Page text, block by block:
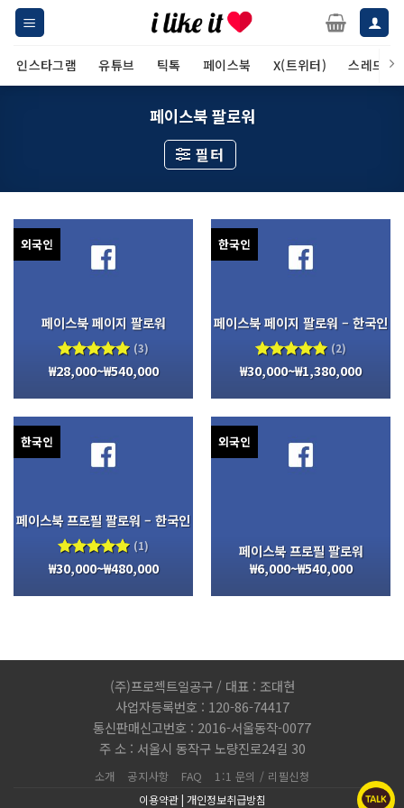
Skip
content
인스타그램 유튜브 틱톡 페이스북 X(트위터) 스레드
페이스북 팔로워
필터
외국인
페이스북 페이지 팔로워
5 중에서
5.00
평가됨
(3)
₩28,000~₩540,000
한국인
페이스북 페이지 팔로워 – 한국인
5 중에서
5.00
평가됨
(2)
₩30,000~₩1,380,000
한국인
페이스북 프로필 팔로워 – 한국인
5 중에서
5.00
평가됨
(1)
₩30,000~₩480,000
외국인
페이스북 프로필 팔로워
₩6,000~₩540,000
(주)프로젝트일공구 / 대표 : 조대현
사업자등록번호 : 120-86-74417
통신판매신고번호 : 2016-서울동작-0077
주 소 : 서울시 동작구 노량진로24길 30
소개 공지사항 FAQ 1:1 문의 / 리필신청
이용약관| 개인정보취급방침